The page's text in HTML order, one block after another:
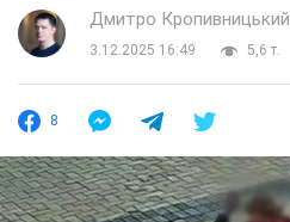
Дмитро Кропивницький
3.12.2025 16:49
5,6 т.
8